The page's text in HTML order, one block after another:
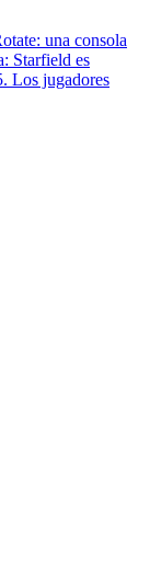
una consola
Starfield es
Los jugadores